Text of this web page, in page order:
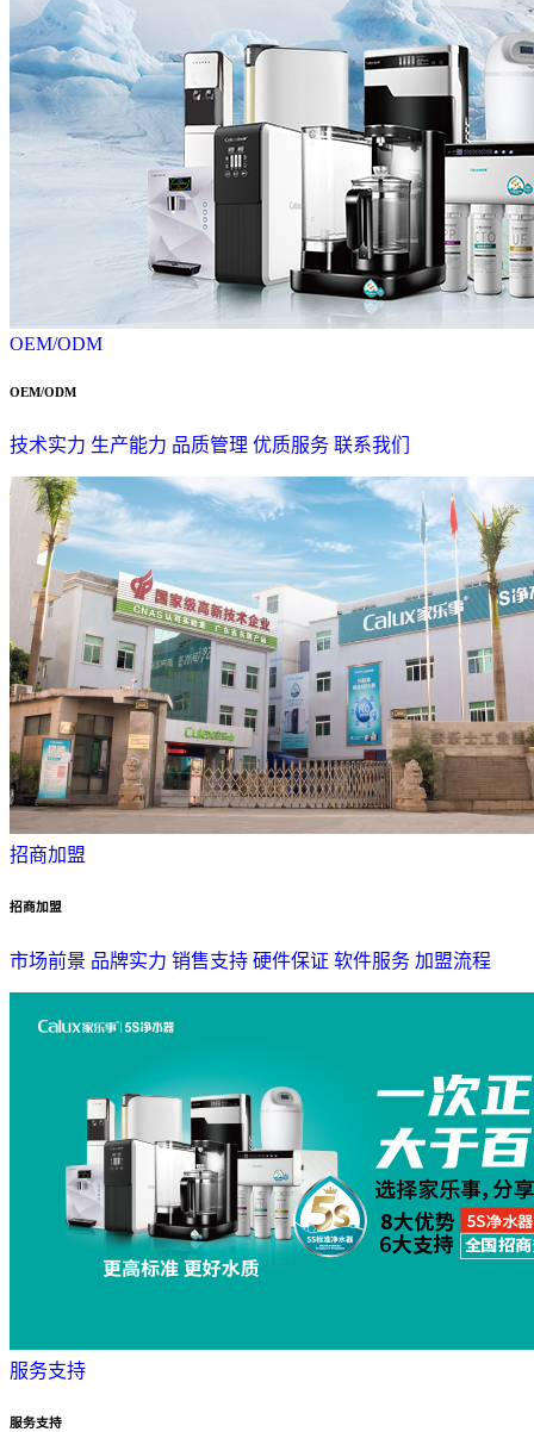
OEM/ODM
OEM/ODM
技术实力 生产能力 品质管理 优质服务 联系我们
招商加盟
招商加盟
市场前景 品牌实力 销售支持 硬件保证 软件服务 加盟流程
服务支持
服务支持